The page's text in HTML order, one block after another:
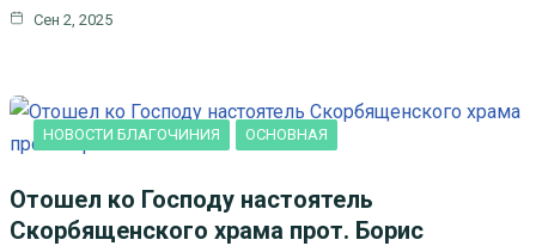
Сен 2, 2025
НОВОСТИ БЛАГОЧИНИЯ ОСНОВНАЯ
Отошел ко Господу настоятель
Скорбященского храма прот. Борис